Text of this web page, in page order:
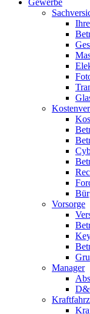
Gewerbe
Vorsorge
Manager